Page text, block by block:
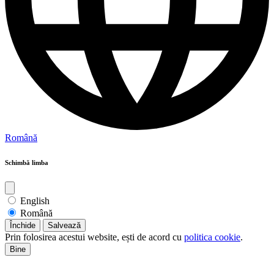
Română
Schimbă limba
English
Română
Închide Salvează
Prin folosirea acestui website, ești de acord cu politica cookie.
Bine